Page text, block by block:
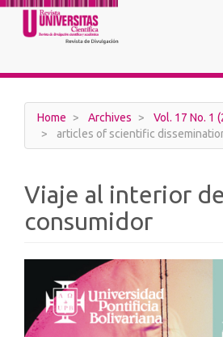
Main
Navigation
Main
Sidebar
Home Archives
Vol. 17 No. 1
articles of scientific
Viaje al interior
consumidor
Sidebar